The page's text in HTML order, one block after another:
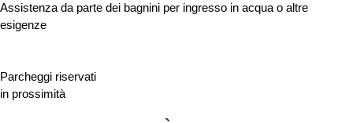
Assistenza da parte dei bagnini per ingresso in acqua o altre
esigenze
Parcheggi riservati
in prossimità